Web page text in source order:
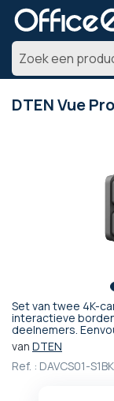
DTEN Vue Pro
Set van twee 4K-
interactieve
deelnemers.
van DTEN
Ref. : DAVCS01-
Ga
naar
het
begin